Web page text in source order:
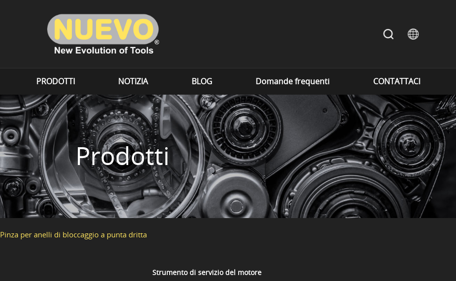
PRODOTTI NOTIZIA BLOG Domande frequenti CONTATTACI
Prodotti
Pinza per anelli di bloccaggio a punta dritta
Strumento di servizio del motore